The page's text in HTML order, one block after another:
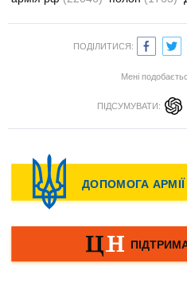
ПОДІЛИТИСЯ:
Мені
ПІДСУМУВАТИ: